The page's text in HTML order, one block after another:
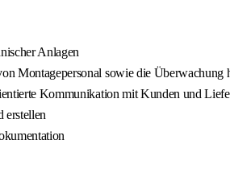
Anlagen
Montagepersonal sowie die
Kommunikation mit Kunden und
erstellen